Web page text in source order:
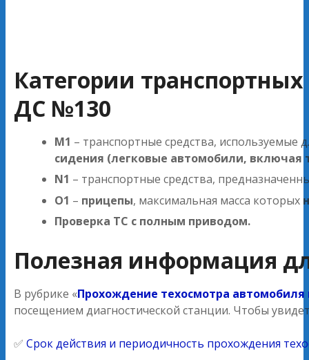
Категории
ДС №130
M1 – транспортные средства, используемые
сидения (легковые автомобили, включая
N1 – транспортные средства,
O1 – прицепы, максимальная масса которых
Проверка ТС с полным приводом.
Полезная информация
В рубрике «Прохождение техосмотра автомобиля
посещением диагностической станции. Чтобы
✅ Срок действия и периодичность прохождения